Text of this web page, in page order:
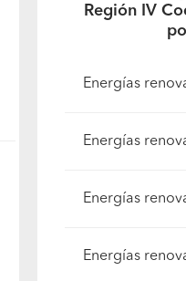
Región IV
Energías